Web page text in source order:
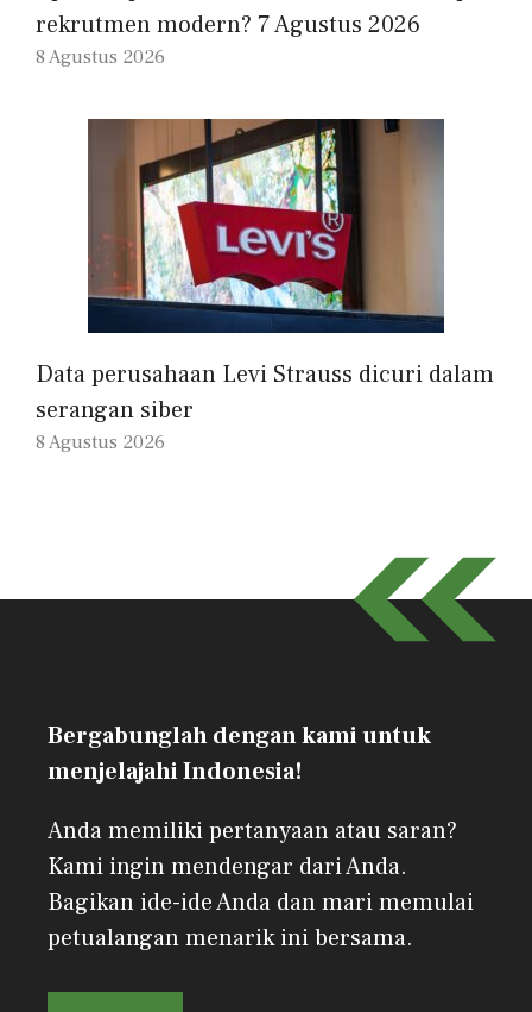
rekrutmen modern? 7 Agustus 2026
8 Agustus 2026
Data perusahaan Levi Strauss dicuri dalam
serangan siber
8 Agustus 2026
Bergabunglah dengan kami untuk
menjelajahi Indonesia!
Anda memiliki pertanyaan atau saran?
Kami ingin mendengar dari Anda.
Bagikan ide-ide Anda dan mari memulai
petualangan menarik ini bersama.